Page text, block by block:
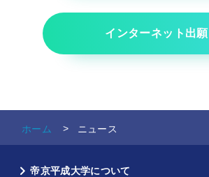
ニュース - 2018年度
インターネット出願
ホーム ニュース
帝京平成大学について